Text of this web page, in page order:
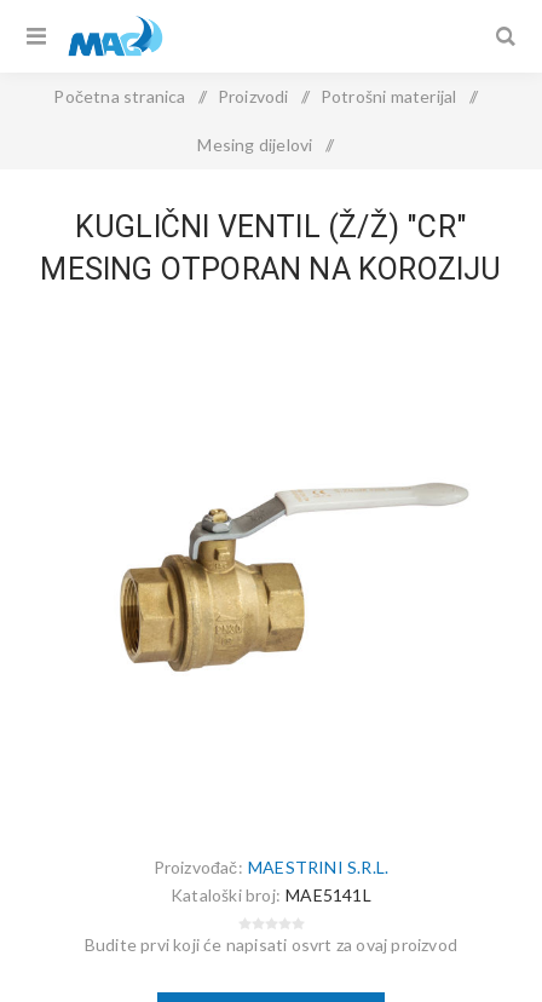
Početna stranica / Proizvodi / Potrošni materijal /
Mesing dijelovi /
KUGLIČNI VENTIL (Ž/Ž) "CR"
MESING OTPORAN NA KOROZIJU
Proizvođač: MAESTRINI S.R.L.
Kataloški broj: MAE5141L
Budite prvi koji će napisati osvrt za ovaj proizvod